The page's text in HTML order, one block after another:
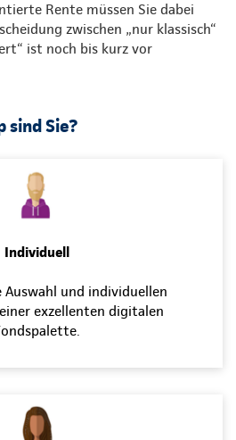
Rente müssen Sie dabei
zwischen „nur klassisch“
ist noch bis kurz vor
sind Sie?
Individuell
und individuellen
exzellenten digitalen